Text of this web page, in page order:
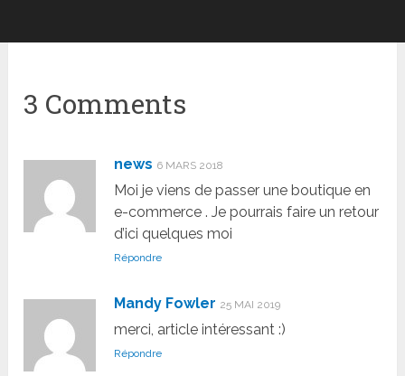
3 Comments
news 6 MARS 2018
Moi je viens de passer une boutique en
e-commerce . Je pourrais faire un retour
d’ici quelques moi
Répondre
Mandy Fowler 25 MAI 2019
merci, article intéressant :)
Répondre